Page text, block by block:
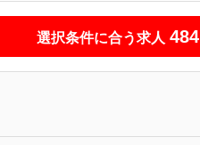
選択条件に合う求人 484